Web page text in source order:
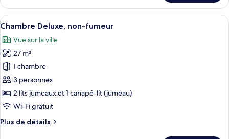
(PARKROYAL)
Suite,
non-
fumeur
Afficher
toutes
les
photos
pour
ce
type
de
chambre :
Chambre
Une chambre d’hôtel moderne
5
Chambre Deluxe, non-fumeur
Vue sur la ville
27 m²
1 chambre
3 personnes
2 lits jumeaux et 1 canapé-lit (jumeau)
Wi-Fi gratuit
Plus de détails
Plus